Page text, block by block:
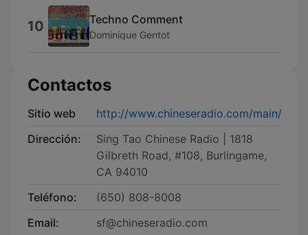
10 Techno Comment
Dominique Gentot
Contactos
Sitio web
http://www.chineseradio.com/main/
Dirección:
Sing Tao Chinese Radio | 1818
Gilbreth Road, #108, Burlingame,
CA 94010
Teléfono:
(650) 808-8008
Email:
sf@chineseradio.com